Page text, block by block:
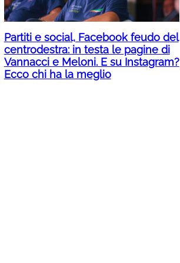
Partiti e social, Facebook feudo del
centrodestra: in testa le pagine di
Vannacci e Meloni. E su Instagram?
Ecco chi ha la meglio